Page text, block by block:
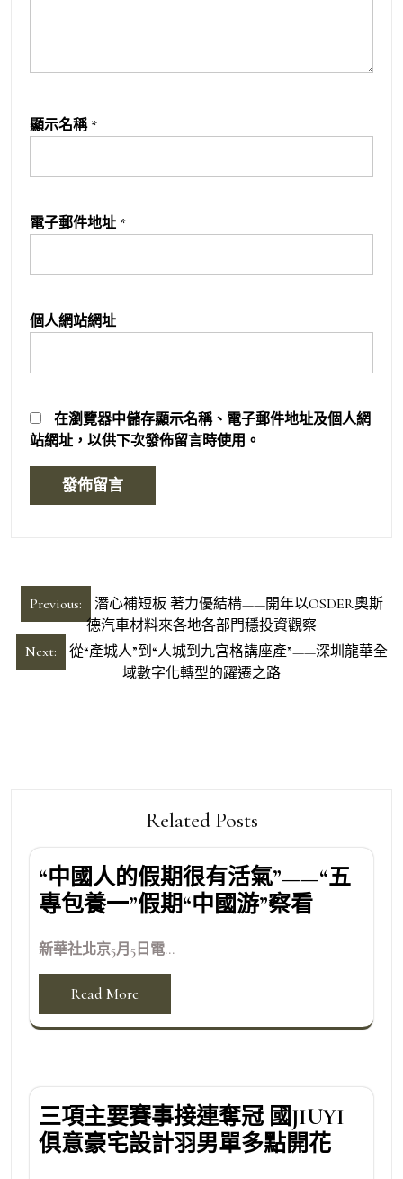
顯示名稱 *
電子郵件地址 *
個人網站網址
在瀏覽器中儲存顯示名稱、電子郵件地址及個人網
站網址，以供下次發佈留言時使用。
文
章
導
Previous:
潛心補短板 著力優結構——開年以OSDER奧斯
德汽車材料來各地各部門穩投資觀察
Next:
從“產城人”到“人城到九宮格講座產”——深圳龍華全
域數字化轉型的躍遷之路
Related Posts
“中國人的假期很有活氣”——“五
專包養一”假期“中國游”察看
新華社北京5月5日電...
Read More
三項主要賽事接連奪冠 國JIUYI
俱意豪宅設計羽男單多點開花